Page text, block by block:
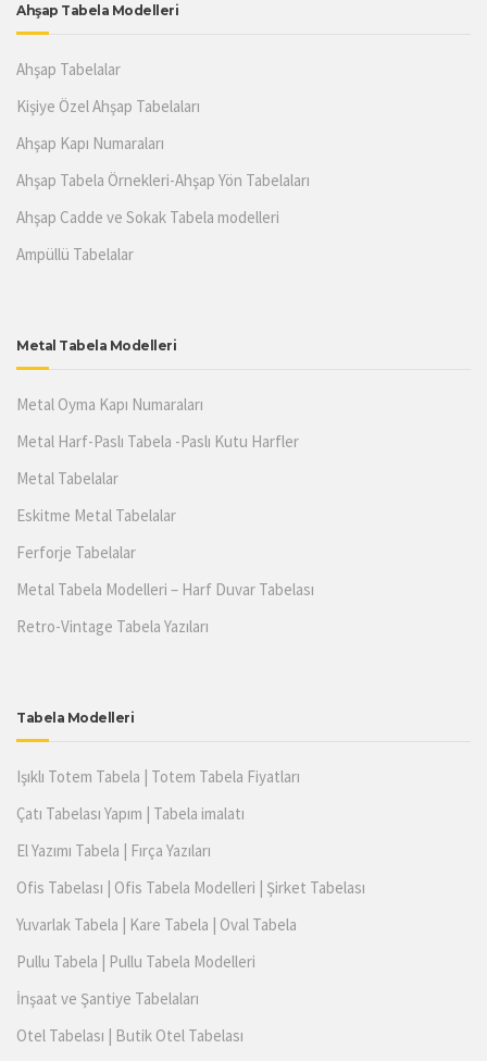
Ahşap Tabela Modelleri
Ahşap Tabelalar
Kişiye Özel Ahşap Tabelaları
Ahşap Kapı Numaraları
Ahşap Tabela Örnekleri-Ahşap Yön Tabelaları
Ahşap Cadde ve Sokak Tabela modelleri
Ampüllü Tabelalar
Metal Tabela Modelleri
Metal Oyma Kapı Numaraları
Metal Harf-Paslı Tabela -Paslı Kutu Harfler
Metal Tabelalar
Eskitme Metal Tabelalar
Ferforje Tabelalar
Metal Tabela Modelleri – Harf Duvar Tabelası
Retro-Vintage Tabela Yazıları
Tabela Modelleri
Işıklı Totem Tabela | Totem Tabela Fiyatları
Çatı Tabelası Yapım | Tabela imalatı
El Yazımı Tabela | Fırça Yazıları
Ofis Tabelası | Ofis Tabela Modelleri | Şirket Tabelası
Yuvarlak Tabela | Kare Tabela | Oval Tabela
Pullu Tabela | Pullu Tabela Modelleri
İnşaat ve Şantiye Tabelaları
Otel Tabelası | Butik Otel Tabelası